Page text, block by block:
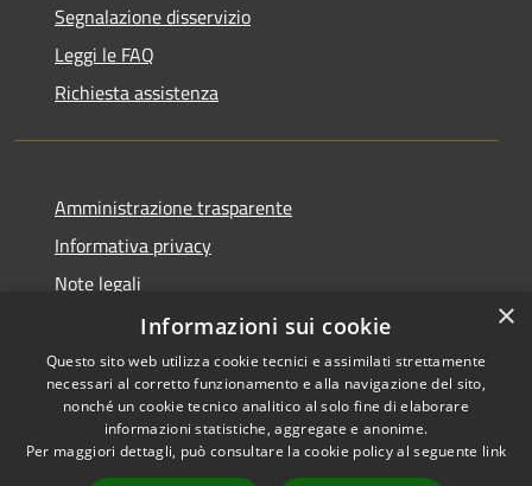
Segnalazione disservizio
Leggi le FAQ
Richiesta assistenza
Amministrazione trasparente
Informativa privacy
Note legali
Dichiarazione di accessibilità
RSS
Accessibilità
Copyright © 2026 • Comune di
Milzano • Powered by
×
Informazioni sui cookie
Questo sito web utilizza cookie tecnici e assimilati strettamente
necessari al corretto funzionamento e alla navigazione del sito,
nonché un cookie tecnico analitico al solo fine di elaborare
informazioni statistiche, aggregate e anonime.
Per maggiori dettagli, può consultare la cookie policy al seguente link